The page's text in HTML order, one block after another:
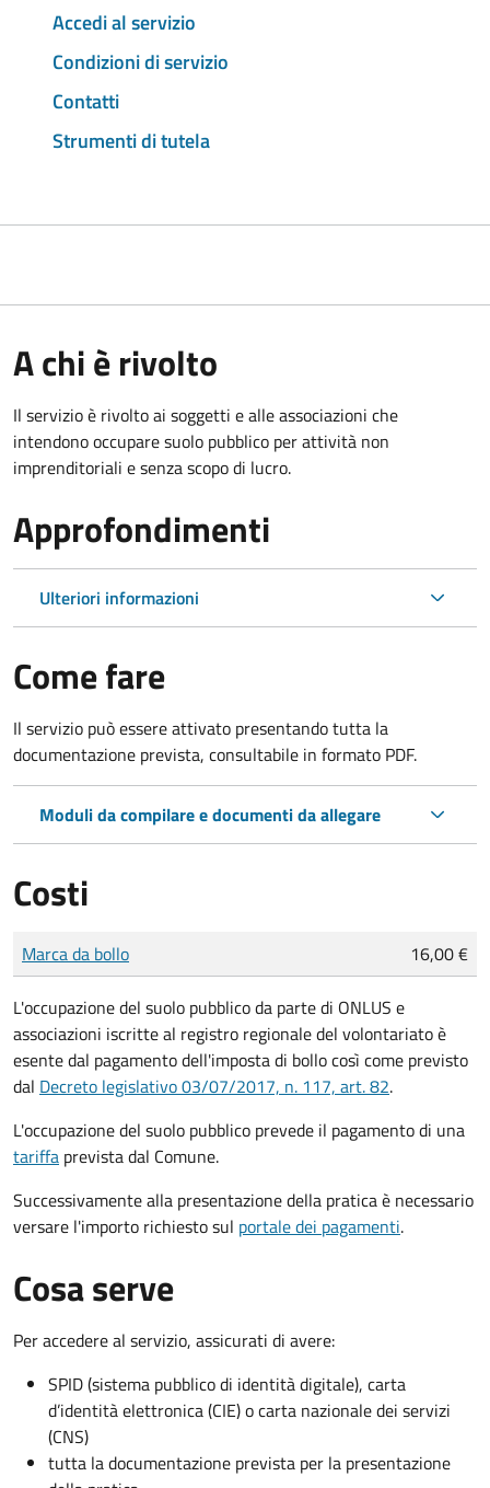
Accedi al servizio
Condizioni di servizio
Contatti
Strumenti di tutela
A chi è rivolto
Il servizio è rivolto ai soggetti e alle associazioni che
intendono occupare suolo pubblico per attività non
imprenditoriali e senza scopo di lucro.
Approfondimenti
Ulteriori informazioni
Come fare
Il servizio può essere attivato presentando tutta la
documentazione prevista, consultabile in formato PDF.
Moduli da compilare e documenti da allegare
Costi
Tipo di pagamento
Importo
Marca da bollo 16,00 €
L'occupazione del suolo pubblico da parte di ONLUS e
associazioni iscritte al registro regionale del volontariato è
esente dal pagamento dell'imposta di bollo così come previsto
dal Decreto legislativo 03/07/2017, n. 117, art. 82.
L'occupazione del suolo pubblico prevede il pagamento di una
tariffa prevista dal Comune.
Successivamente alla presentazione della pratica è necessario
versare l'importo richiesto sul portale dei pagamenti.
Cosa serve
Per accedere al servizio, assicurati di avere:
SPID (sistema pubblico di identità digitale), carta
d’identità elettronica (CIE) o carta nazionale dei servizi
(CNS)
tutta la documentazione prevista per la presentazione